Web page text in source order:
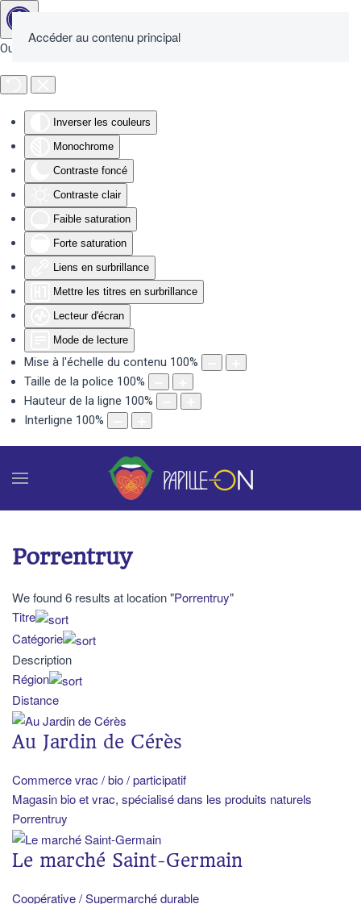
Outils d'accessibilité
Inverser les couleurs
Monochrome
Contraste foncé
Contraste clair
Faible saturation
Forte saturation
Liens en surbrillance
Mettre les titres en surbrillance
Lecteur d'écran
Mode de lecture
Mise à l'échelle du contenu 100%
Taille de la police 100%
Hauteur de la ligne 100%
Interligne 100%
Accéder au contenu principal
Porrentruy
We found 6 results at location "Porrentruy"
Titre
Catégorie
Description
Région
Distance
Au Jardin de Cérès
Commerce vrac / bio / participatif
Magasin bio et vrac, spécialisé dans les produits naturels
Porrentruy
Le marché Saint-Germain
Coopérative / Supermarché durable